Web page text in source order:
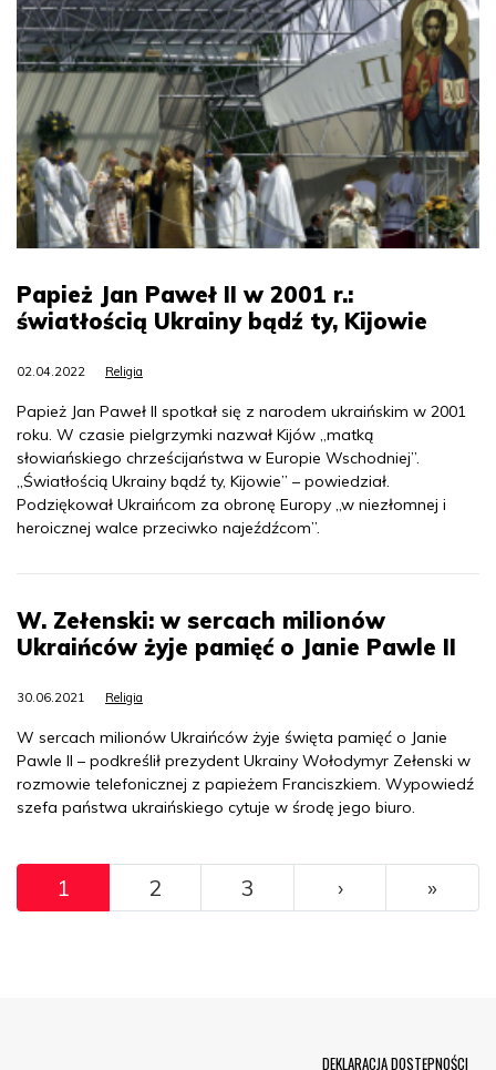
Papież Jan Paweł II w 2001 r.:
światłością Ukrainy bądź ty, Kijowie
02.04.2022 Religia
Papież Jan Paweł II spotkał się z narodem ukraińskim w 2001
roku. W czasie pielgrzymki nazwał Kijów „matką
słowiańskiego chrześcijaństwa w Europie Wschodniej”.
„Światłością Ukrainy bądź ty, Kijowie” – powiedział.
Podziękował Ukraińcom za obronę Europy „w niezłomnej i
heroicznej walce przeciwko najeźdźcom”.
W. Zełenski: w sercach milionów
Ukraińców żyje pamięć o Janie Pawle II
30.06.2021 Religia
W sercach milionów Ukraińców żyje święta pamięć o Janie
Pawle II – podkreślił prezydent Ukrainy Wołodymyr Zełenski w
rozmowie telefonicznej z papieżem Franciszkiem. Wypowiedź
szefa państwa ukraińskiego cytuje w środę jego biuro.
Pagination
1 2 3 ››› »
DEKLARACJA DOSTĘPNOŚCI